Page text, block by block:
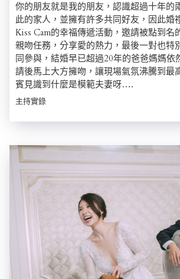
你的朋友就是我的朋友，認識超過十年的
此的家人，並擁有許多共同好友，因此婚
Kiss Cam的幸福傳遞活動，邀請被點到名
親吻任務，分享愛的熱力，最後一對也特
同參與，結婚早已超過20年的爸爸媽媽依
請後馬上大方擁吻，讓現場氣氛沸騰到最
賓見識到什麼是模範夫妻呀….
主持實錄